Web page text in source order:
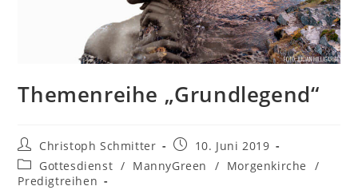
Themenreihe „Grundlegend“
Christoph Schmitter
10. Juni 2019
Gottesdienst / MannyGreen / Morgenkirche
/
Predigtreihen